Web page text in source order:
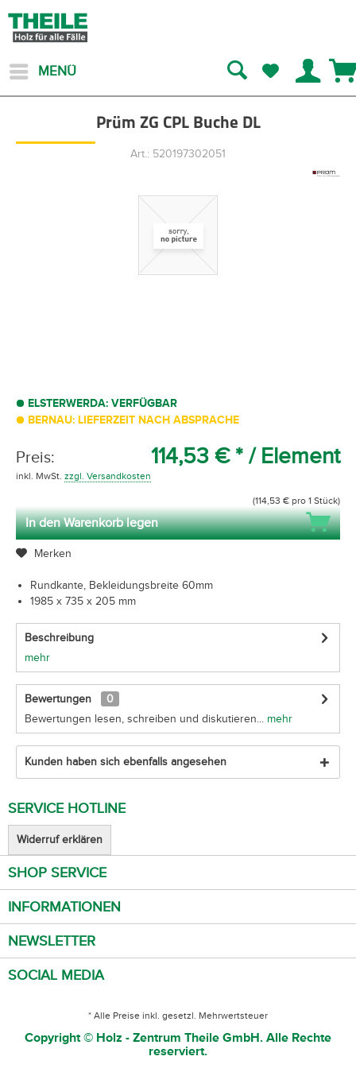
MENÜ
Prüm ZG CPL Buche DL
Art.: 520197302051
ELSTERWERDA: VERFÜGBAR
BERNAU: LIEFERZEIT NACH ABSPRACHE
Preis: 114,53 € * / Element
inkl. MwSt. zzgl. Versandkosten
(114,53 € pro 1 Stück)
In den Warenkorb legen
Merken
Rundkante, Bekleidungsbreite 60mm
1985 x 735 x 205 mm
Beschreibung
mehr
Bewertungen
0
Bewertungen lesen, schreiben und diskutieren... mehr
Kunden haben sich ebenfalls angesehen
SERVICE HOTLINE
Widerruf erklären
SHOP SERVICE
INFORMATIONEN
NEWSLETTER
SOCIAL MEDIA
* Alle Preise inkl. gesetzl. Mehrwertsteuer
Copyright © Holz - Zentrum Theile GmbH. Alle Rechte
reserviert.